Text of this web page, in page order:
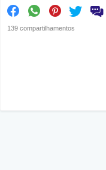
139 compartilhamentos